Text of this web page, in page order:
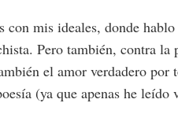
con mis ideales, donde
Pero también, contra
el amor verdadero
(ya que apenas he